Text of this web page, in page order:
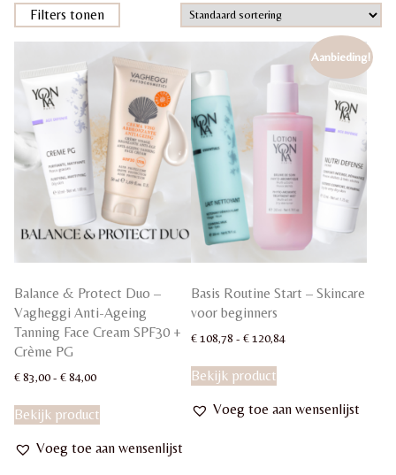
Filters tonen
Balance & Protect Duo –
Vagheggi Anti-Ageing
Tanning Face Cream SPF30 +
Crème PG
€83,00- €84,00Prijsklasse:
tot
€ 84,00
Bekijk product
meerdere
Voeg toe aan wensenlijst
Aanbieding!
Basis Routine Start – Skincare
voor beginners
€108,78 - €120,84
Bekijk productproduct
meerdere
Voeg toe aan wensenlijst